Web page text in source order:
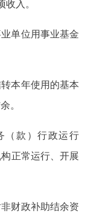
入。
单位用事业基金
本年使用的基本
。
（款）行政运行
正常运行、开展
财政补助结余资